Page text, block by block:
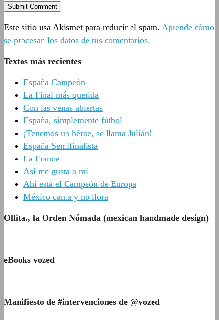
Este sitio usa Akismet para reducir el spam. Aprende cómo
se procesan los datos de tus comentarios.
Textos más recientes
España Campeón
La Final más querida
Con las venas abiertas
España, simplemente fútbol
¡Tenemos un héroe, se llama Julián!
España Semifinalista
La France
Así me gusta a mí
Ahí está el Campeón de Europa
México canta y no llora
Ollita., la Orden Nómada (mexican handmade design)
eBooks vozed
Manifiesto de #intervenciones de @vozed